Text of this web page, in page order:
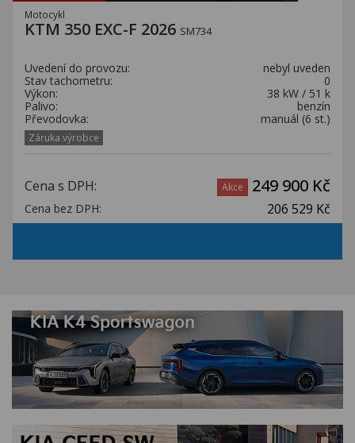
Motocykl
KTM 350 EXC-F 2026 SM734
Uvedení do provozu:
nebyl uveden
Stav tachometru:
0
Výkon:
38 kW / 51 k
Palivo:
benzín
Převodovka:
manuál (6 st.)
Záruka výrobce
Cena s DPH: Akce 249 900 Kč
Cena bez DPH: 206 529 Kč